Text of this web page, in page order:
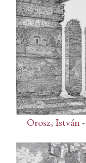
Orosz, István-